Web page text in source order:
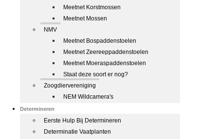
Meetnet Korstmossen
Meetnet Mossen
NMV
Meetnet Bospaddenstoelen
Meetnet Zeereeppaddenstoelen
Meetnet Moeraspaddenstoelen
Staat deze soort er nog?
Zoogdiervereniging
NEM Wildcamera's
Determineren
Eerste Hulp Bij Determineren
Determinatie Vaatplanten